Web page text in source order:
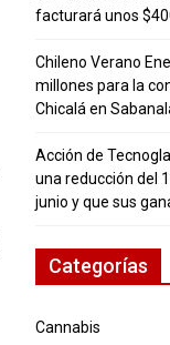
facturará unos
Chileno Verano
millones para la
Chicalá en
Acción de
una reducción del
junio y que sus
Categorías
Cannabis